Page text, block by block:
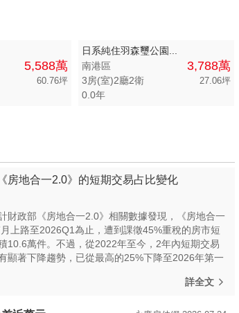
5,588萬
60.76坪
日系純住羽森璽公園...
南港區
3,788萬
3房(室)2廳2衛 27.06坪
0.0年
房地合一2.0》的短期交易占比變化
財政部《房地合一2.0》相關數據發現，《房地合一
上路至2026Q1為止，遭到課徵45%重稅的房市短
10.6萬件。不過，從2022年至今，2年內短期交易
顯著下降趨勢，已從最高的25%下降至2026年第一
詳全文